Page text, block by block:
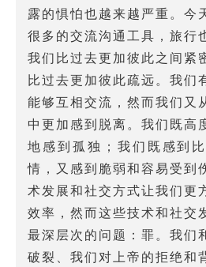
露的惧怕也越来越严重。今
很多的交流沟通工具，旅行
我们比过去更加彼此之间紧
比过去更加彼此疏远。我们
能够互相交流，然而我们又
中更加感到脱离。我们既高
地感到孤独；我们既感到
情，又感到脆弱和容易受到
术发展和社交方式让我们更
效率，然而这些技术和社交
最深层次的问题：罪。我们
破裂、我们对上帝的拒绝和